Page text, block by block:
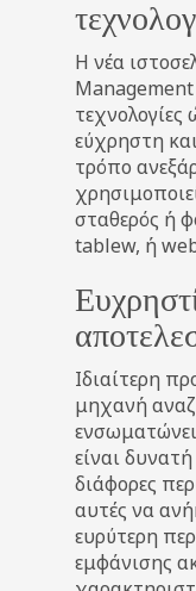
Η νέα
Management
τεχνολογίες
εύχρηστη
τρόπο
σταθερός ή
tablew, ή
Ιδιαίτερη
μηχανή
είναι
διάφορες
αυτές να
ευρύτερη
εμφάνισης